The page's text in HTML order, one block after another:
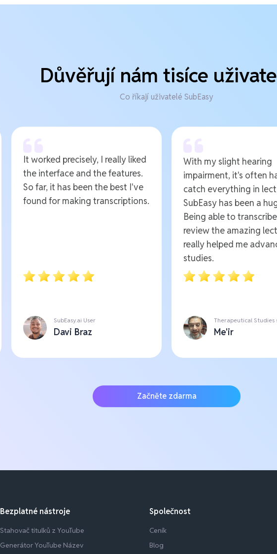
Důvěřují nám tisíce
Co říkají uživatelé SubEasy
It worked precisely, I really liked
the interface and the features.
So far, it has been the best I've
found for making transcriptions.
SubEasy.ai User
Davi Braz
With my slight hearing
impairment, it's often
catch everything in
SubEasy has been a
Being able to
review the amazing
really helped me
studies.
Therapeutical Studies
Me'ir
Začněte zdarma
Bezplatné nástroje
Stahovač titulků z YouTube
Generátor YouTube Název
Společnost
Ceník
Blog